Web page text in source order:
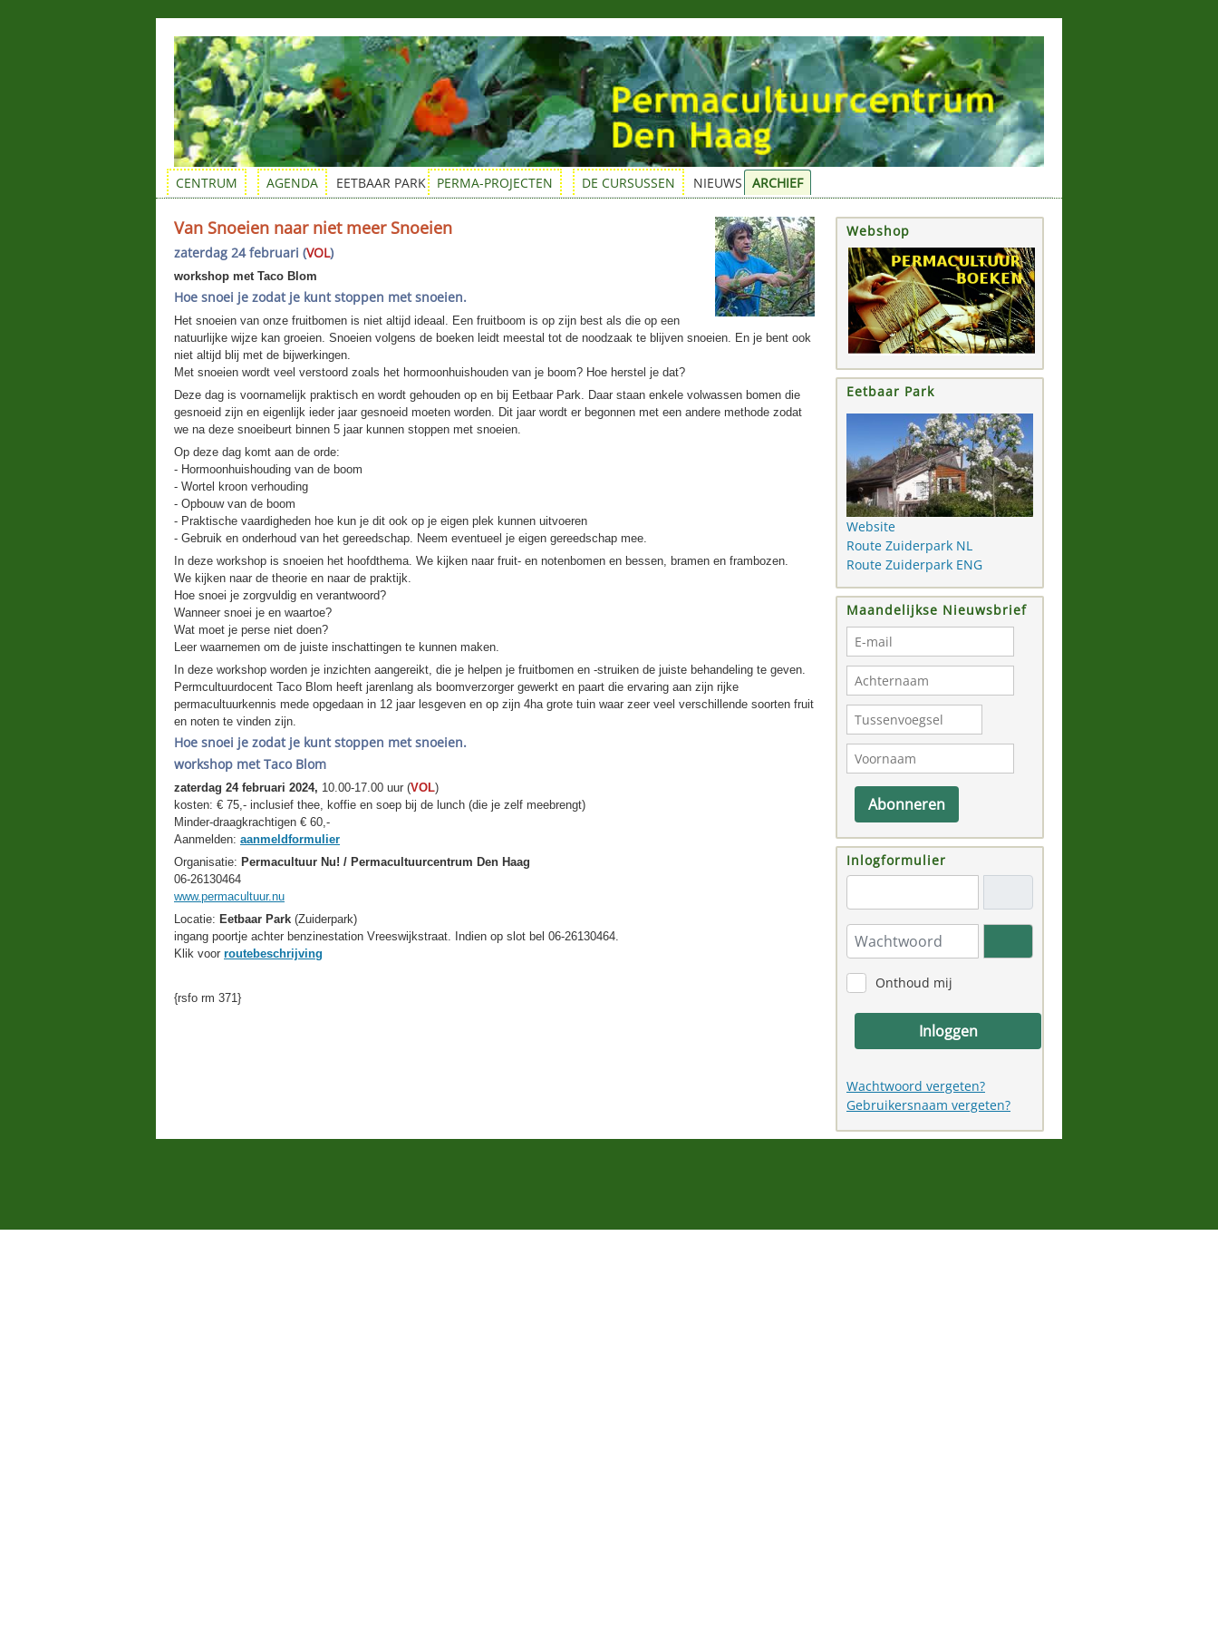
CENTRUM AGENDA EETBAAR PARK PERMA-PROJECTEN DE CURSUSSEN NIEUWS ARCHIEF
Van Snoeien naar niet meer Snoeien
zaterdag 24 februari (VOL)
workshop met Taco Blom
Hoe snoei je zodat je kunt stoppen met snoeien.
Het snoeien van onze fruitbomen is niet altijd ideaal. Een fruitboom is op zijn best als die op een
natuurlijke wijze kan groeien. Snoeien volgens de boeken leidt meestal tot de noodzaak te blijven snoeien. En je bent ook
niet altijd blij met de bijwerkingen.
Met snoeien wordt veel verstoord zoals het hormoonhuishouden van je boom? Hoe herstel je dat?
Deze dag is voornamelijk praktisch en wordt gehouden op en bij Eetbaar Park. Daar staan enkele volwassen bomen die
gesnoeid zijn en eigenlijk ieder jaar gesnoeid moeten worden. Dit jaar wordt er begonnen met een andere methode zodat
we na deze snoeibeurt binnen 5 jaar kunnen stoppen met snoeien.
Op deze dag komt aan de orde:
- Hormoonhuishouding van de boom
- Wortel kroon verhouding
- Opbouw van de boom
- Praktische vaardigheden hoe kun je dit ook op je eigen plek kunnen uitvoeren
- Gebruik en onderhoud van het gereedschap. Neem eventueel je eigen gereedschap mee.
In deze workshop is snoeien het hoofdthema. We kijken naar fruit- en notenbomen en bessen, bramen en frambozen.
We kijken naar de theorie en naar de praktijk.
Hoe snoei je zorgvuldig en verantwoord?
Wanneer snoei je en waartoe?
Wat moet je perse niet doen?
Leer waarnemen om de juiste inschattingen te kunnen maken.
In deze workshop worden je inzichten aangereikt, die je helpen je fruitbomen en -struiken de juiste behandeling te geven.
Permcultuurdocent Taco Blom heeft jarenlang als boomverzorger gewerkt en paart die ervaring aan zijn rijke
permacultuurkennis mede opgedaan in 12 jaar lesgeven en op zijn 4ha grote tuin waar zeer veel verschillende soorten fruit
en noten te vinden zijn.
Hoe snoei je zodat je kunt stoppen met snoeien.
workshop met Taco Blom
zaterdag 24 februari 2024, 10.00-17.00 uur (VOL)
kosten: € 75,- inclusief thee, koffie en soep bij de lunch (die je zelf meebrengt)
Minder-draagkrachtigen € 60,-
Aanmelden: aanmeldformulier
Organisatie: Permacultuur Nu! / Permacultuurcentrum Den Haag
06-26130464
www.permacultuur.nu
Locatie: Eetbaar Park (Zuiderpark)
ingang poortje achter benzinestation Vreeswijkstraat. Indien op slot bel 06-26130464.
Klik voor routebeschrijving
{rsfo rm 371}
Webshop
Eetbaar Park
Website
Route Zuiderpark NL
Route Zuiderpark ENG
Maandelijkse Nieuwsbrief
Abonneren
Inlogformulier
"Email adres"
Wachtwoord
Toon wachtwoord
Onthoud mij
Inloggen
Wachtwoord vergeten?
Gebruikersnaam vergeten?